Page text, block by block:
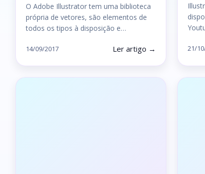
O Adobe Illustrator tem uma biblioteca
própria de vetores, são elementos de
todos os tipos à disposição e…
14/09/2017 Ler artigo → 21/